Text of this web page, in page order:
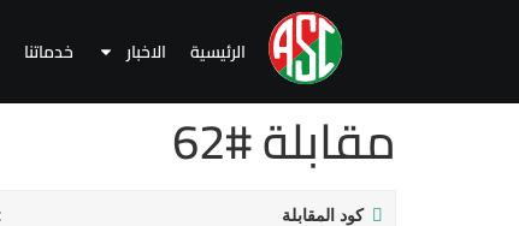
الرئيسية الاخبار خدماتنا
مقابلة #62
كود المقابلة